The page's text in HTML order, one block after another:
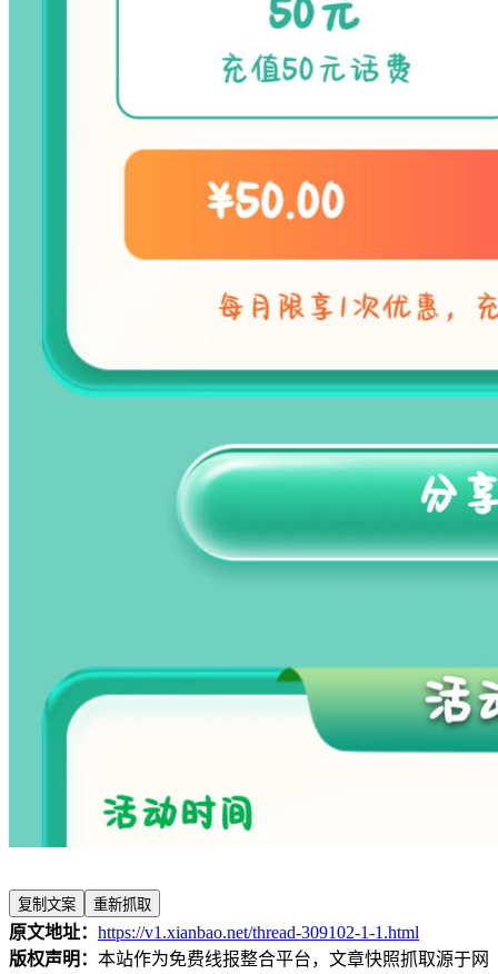
复制文案 重新抓取
原文地址： https://v1.xianbao.net/thread-309102-1-1.html
版权声明： 本站作为免费线报整合平台，文章快照抓取源于网